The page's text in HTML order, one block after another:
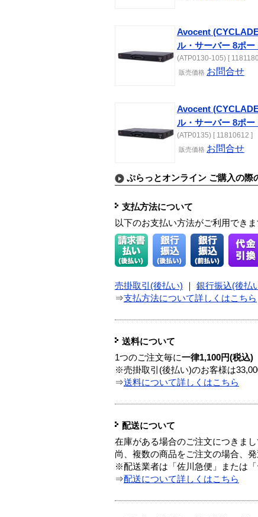
Avocent
ル・サーバー 8ポ
(ATP0130-105) [
販売価格 お問合せ
Avocent
ル・サーバー 8ポ
(ATP0135) [ 11810612 ]
販売価格 お問合せ
ぷらっとオンライン ご購入の際
支払方法について
以下のお支払い方法がご利用できま
売掛取引(後払い) 銀行振込(後払
⇒支払方法について詳しくはこちら
送料について
1つのご注文毎に一律1,100円(税込)
※売掛取引(後払い)のお客様は
⇒送料について詳しくはこちら
配送について
在庫がある場合のご注文につきま
尚、複数の商品をご注文の場合、
※配送業者は「佐川急便」または
⇒配送について詳しくはこちら